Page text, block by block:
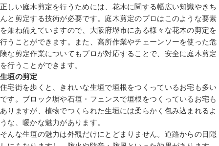
正しい庭木剪定を行うためには、花木に関する幅広い知識やきち
んと剪定する技術が必要です。庭木剪定のプロはこのような要素
を兼ね備えていますので、大阪府堺市にある様々な花木の剪定を
行うことができます。また、高所作業やチェーンソーを使った危
険な剪定作業についてもプロが対応することで、安全に庭木剪定
を行うことができます。
生垣の剪定
住宅街を歩くと、きれいな生垣で垣根をつくっているお宅も多い
です。ブロック塀や石垣・フェンスで垣根をつくっているお宅も
ありますが、植物でつくられた生垣には柔らかく包み込まれるよ
うな、暖かな魅力があります。
そんな生垣の魅力は外観だけにとどまりません。道路からの目隠